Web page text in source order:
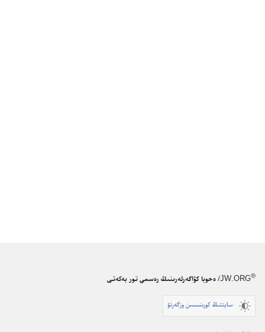
JW.ORG® / ەحوبا كۋاگەرلەرىنىڭ رەسمي تور بەكەتى
سايتتىڭ كورىنىسىن وزگەرتۋ